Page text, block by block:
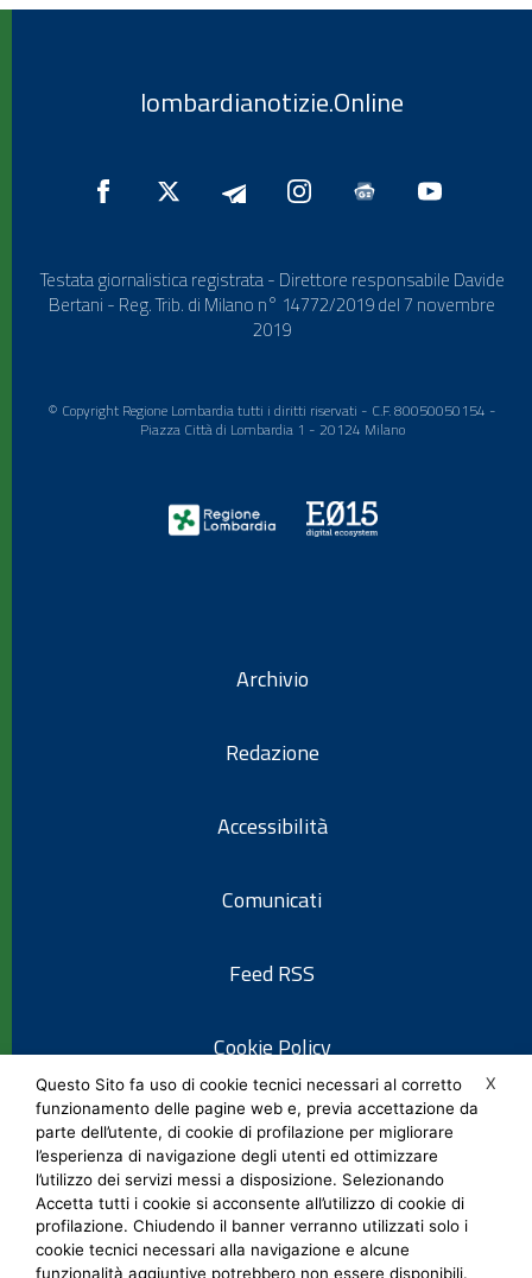
lombardianotizie.Online
Testata giornalistica registrata - Direttore responsabile Davide
Bertani - Reg. Trib. di Milano n° 14772/2019 del 7 novembre
2019
© Copyright Regione Lombardia tutti i diritti riservati - C.F. 80050050154 -
Piazza Città di Lombardia 1 - 20124 Milano
Archivio
Redazione
Accessibilità
Comunicati
Feed RSS
Cookie Policy
Informativa privacy
Note legali
Social Media Policy
X
Questo Sito fa uso di cookie tecnici necessari al corretto
funzionamento delle pagine web e, previa accettazione da
parte dell’utente, di cookie di profilazione per migliorare
l’esperienza di navigazione degli utenti ed ottimizzare
l’utilizzo dei servizi messi a disposizione. Selezionando
Accetta tutti i cookie si acconsente all’utilizzo di cookie di
profilazione. Chiudendo il banner verranno utilizzati solo i
cookie tecnici necessari alla navigazione e alcune
funzionalità aggiuntive potrebbero non essere disponibili.